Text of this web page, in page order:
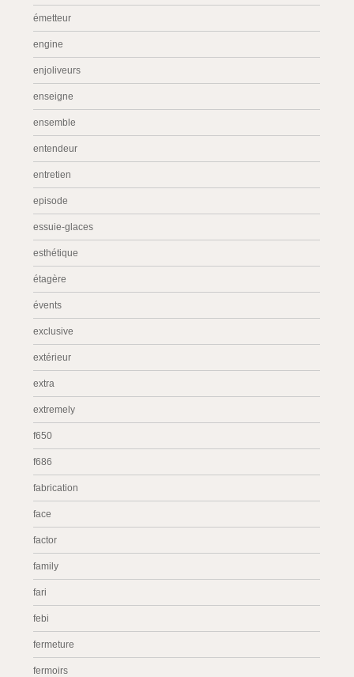
émetteur
engine
enjoliveurs
enseigne
ensemble
entendeur
entretien
episode
essuie-glaces
esthétique
étagère
évents
exclusive
extérieur
extra
extremely
f650
f686
fabrication
face
factor
family
fari
febi
fermeture
fermoirs